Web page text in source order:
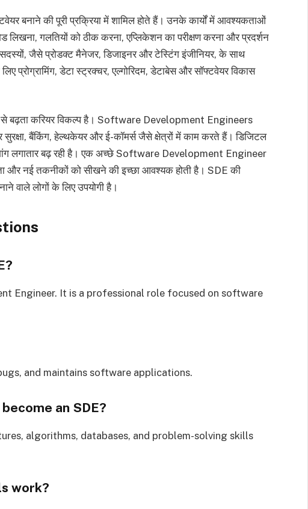
बनाने की पूरी प्रक्रिया में शामिल होते हैं। उनके कार्यों में आवश्यकताओं
लिखना, गलतियों को ठीक करना, एप्लिकेशन का परीक्षण करना और प्रदर्शन
जैसे प्रोडक्ट मैनेजर, डिजाइनर और टेस्टिंग इंजीनियर, के साथ
प्रोग्रामिंग, डेटा स्ट्रक्चर, एल्गोरिदम, डेटाबेस और सॉफ्टवेयर विकास
से बढ़ता करियर विकल्प है। Software Development Engineers
बैंकिंग, हेल्थकेयर और ई-कॉमर्स जैसे क्षेत्रों में काम करते हैं। डिजिटल
लगातार बढ़ रही है। एक अच्छे Software Development Engineer
और नई तकनीकों को सीखने की इच्छा आवश्यक होती है। SDE की
वाले लोगों के लिए उपयोगी है।
Engineer. It is a professional role focused on software
and maintains software applications.
an SDE?
algorithms, databases, and problem-solving skills
work?